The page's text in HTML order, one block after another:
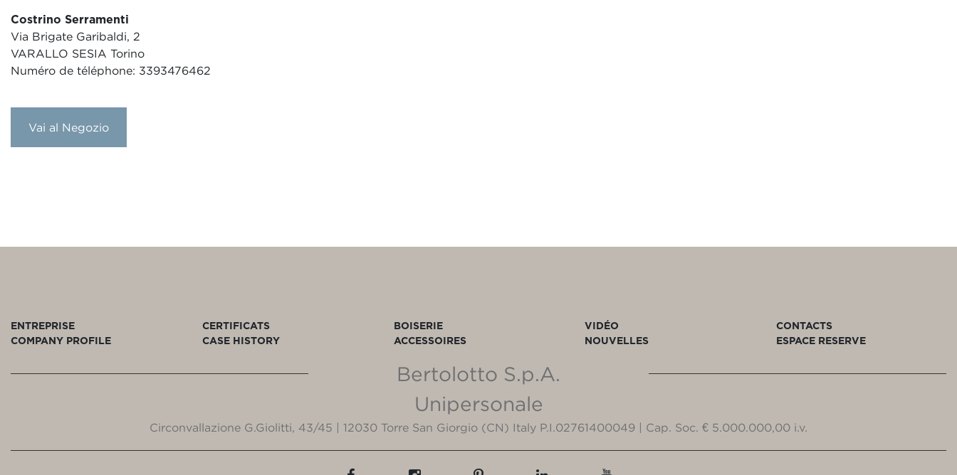
Costrino Serramenti
Via Brigate Garibaldi, 2
VARALLO SESIA Torino
Numéro de téléphone: 3393476462
Vai al Negozio
ENTREPRISE
COMPANY PROFILE
CERTIFICATS
CASE HISTORY
BOISERIE
ACCESSOIRES
VIDÉO
NOUVELLES
CONTACTS
ESPACE RESERVE
Bertolotto S.p.A.
Unipersonale
Circonvallazione G.Giolitti, 43/45 | 12030 Torre San Giorgio (CN) Italy P.I.02761400049 | Cap. Soc. € 5.000.000,00 i.v.